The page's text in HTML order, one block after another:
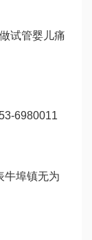
做试管婴儿痛
6980011
牛埠镇无为